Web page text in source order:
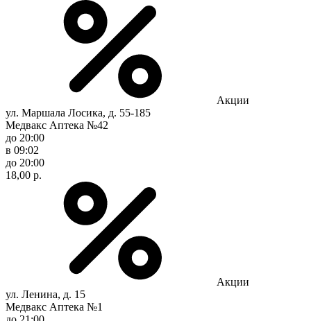
Акции
ул. Маршала Лосика, д. 55-185
Медвакс Аптека №42
до 20:00
в 09:02
до 20:00
18,00 р.
Акции
ул. Ленина, д. 15
Медвакс Аптека №1